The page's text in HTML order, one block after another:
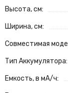
Высота, см:
Ширина, см:
Совместимая
Тип Аккумулятора:
Емкость, в мА/ч: